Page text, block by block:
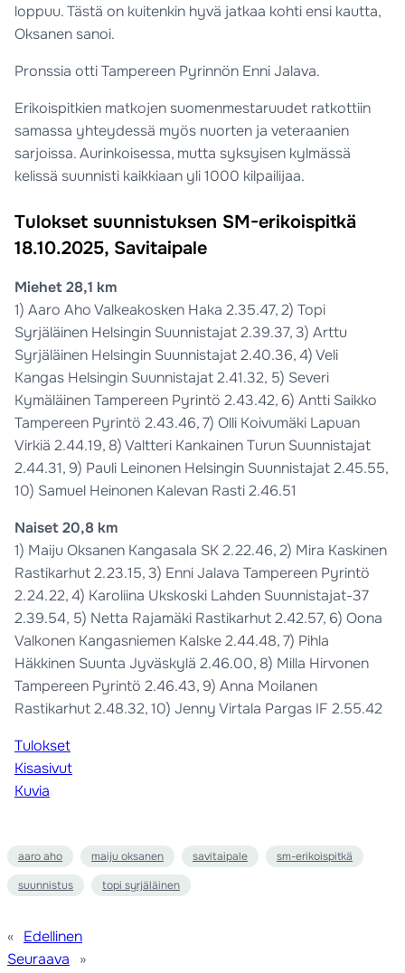
loppuu. Tästä on kuitenkin hyvä jatkaa kohti ensi kautta,
Oksanen sanoi.
Pronssia otti Tampereen Pyrinnön Enni Jalava.
Erikoispitkien matkojen suomenmestaruudet ratkottiin
samassa yhteydessä myös nuorten ja veteraanien
sarjoissa. Aurinkoisessa, mutta syksyisen kylmässä
kelissä suunnisti kaikkiaan yli 1000 kilpailijaa.
Tulokset suunnistuksen SM-erikoispitkä
18.10.2025, Savitaipale
Miehet 28,1 km
1) Aaro Aho Valkeakosken Haka 2.35.47, 2) Topi
Syrjäläinen Helsingin Suunnistajat 2.39.37, 3) Arttu
Syrjäläinen Helsingin Suunnistajat 2.40.36, 4) Veli
Kangas Helsingin Suunnistajat 2.41.32, 5) Severi
Kymäläinen Tampereen Pyrintö 2.43.42, 6) Antti Saikko
Tampereen Pyrintö 2.43.46, 7) Olli Koivumäki Lapuan
Virkiä 2.44.19, 8) Valtteri Kankainen Turun Suunnistajat
2.44.31, 9) Pauli Leinonen Helsingin Suunnistajat 2.45.55,
10) Samuel Heinonen Kalevan Rasti 2.46.51
Naiset 20,8 km
1) Maiju Oksanen Kangasala SK 2.22.46, 2) Mira Kaskinen
Rastikarhut 2.23.15, 3) Enni Jalava Tampereen Pyrintö
2.24.22, 4) Karoliina Ukskoski Lahden Suunnistajat-37
2.39.54, 5) Netta Rajamäki Rastikarhut 2.42.57, 6) Oona
Valkonen Kangasniemen Kalske 2.44.48, 7) Pihla
Häkkinen Suunta Jyväskylä 2.46.00, 8) Milla Hirvonen
Tampereen Pyrintö 2.46.43, 9) Anna Moilanen
Rastikarhut 2.48.32, 10) Jenny Virtala Pargas IF 2.55.42
Tulokset
Kisasivut
Kuvia
aaro aho maiju oksanen savitaipale
sm-erikoispitkä
suunnistus
topi syrjäläinen
« Edellinen
Seuraava
»